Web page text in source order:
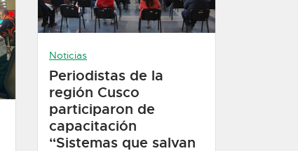
Noticias
Periodistas de la
región Cusco
participaron de
capacitación
“Sistemas que salvan